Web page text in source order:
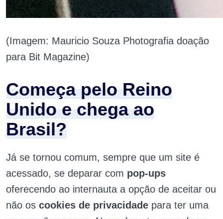
(Imagem: Mauricio Souza Photografia doação
para Bit Magazine)
Começa pelo Reino
Unido e chega ao
Brasil?
Já se tornou comum, sempre que um site é
acessado, se deparar com pop-ups
oferecendo ao internauta a opção de aceitar ou
não os cookies de privacidade para ter uma